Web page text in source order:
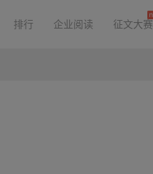
排行 企业阅读 征文大赛